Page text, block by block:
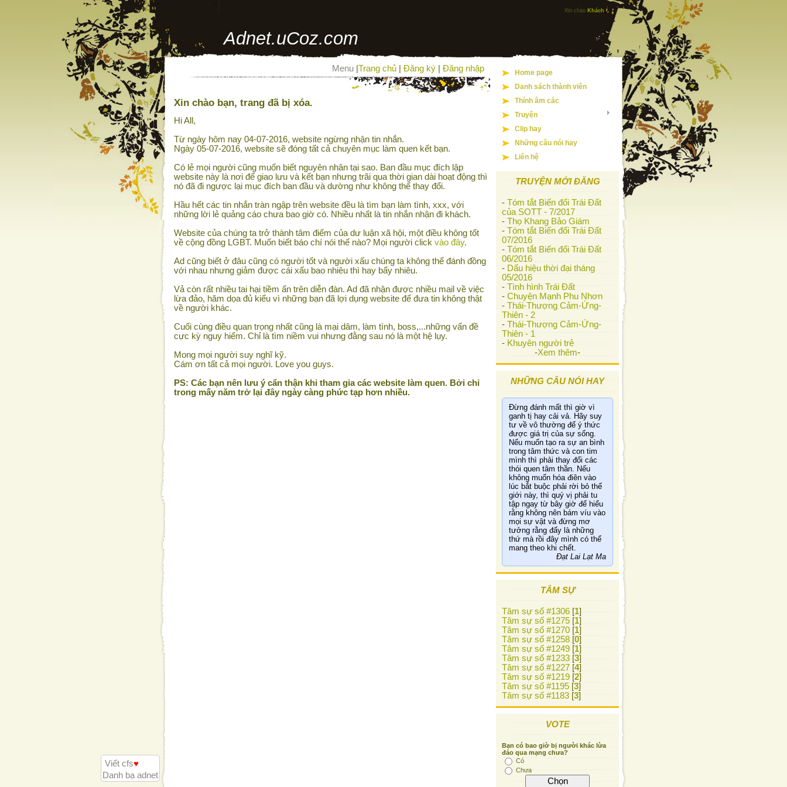
Xin chào Khách
Adnet.uCoz.com
Menu Trang chủ Đăng ký Đăng nhập
Xin chào bạn, trang đã bị xóa.
Hi All,
Từ ngày hôm nay 04-07-2016, website ngừng nhận tin nhắn.
Ngày 05-07-2016, website sẽ đóng tất cả chuyên mục làm quen kết bạn.
Có lẻ mọi người cũng muốn biết nguyên nhân tại sao. Ban đầu mục đích lập
website này là nơi để giao lưu và kết bạn nhưng trãi qua thời gian dài hoạt động thì
nó đã đi ngược lại mục đích ban đầu và dường như không thể thay đổi.
Hầu hết các tin nhắn tràn ngập trên website đều là tìm bạn làm tình, xxx, với
những lời lẻ quảng cáo chưa bao giờ có. Nhiều nhất là tin nhắn nhận đi khách.
Website của chúng ta trở thành tâm điểm của dư luận xã hội, một điều không tốt
về cộng đồng LGBT. Muốn biết báo chí nói thế nào? Mọi người click vào đây.
Ad cũng biết ở đâu cũng có người tốt và người xấu chúng ta không thể đánh đồng
với nhau nhưng giảm được cái xấu bao nhiêu thì hay bấy nhiêu.
Vả còn rất nhiều tai hại tiềm ẩn trên diễn đàn. Ad đã nhận được nhiều mail về việc
lừa đảo, hăm dọa đủ kiểu vì những bạn đã lợi dụng website để đưa tin không thật
về người khác.
Cuối cùng điều quan trọng nhất cũng là mại dâm, làm tình, boss,...những vấn đề
cực kỳ nguy hiểm. Chỉ là tìm niềm vui nhưng đằng sau nó là một hệ lụy.
Mong mọi người suy nghĩ kỹ.
Cám ơn tất cả mọi người. Love you guys.
PS: Các bạn nên lưu ý cẩn thận khi tham gia các website làm quen. Bởi chỉ
trong mấy năm trở lại đây ngày càng phức tạp hơn nhiều.
Home page
Danh sách thành viên
Thính âm các
Truyện
Clip hay
Những câu nói hay
Liên hệ
TRUYỆN MỚI ĐĂNG
- Tóm tắt Biến đổi Trái Đất
của SOTT - 7/2017
- Thọ Khang Bảo Giám
- Tóm tắt Biến đổi Trái Đất
07/2016
- Tóm tắt Biến đổi Trái Đất
06/2016
- Dấu hiệu thời đại tháng
05/2016
- Tình hình Trái Đất
- Chuyện Mạnh Phu Nhơn
- Thái-Thượng Cảm-Ứng-
Thiên - 2
- Thái-Thượng Cảm-Ứng-
Thiên - 1
- Khuyên người trẻ
-Xem thêm-
NHỮNG CÂU NÓI HAY
Đừng đánh mất thì giờ vì
ganh tị hay cải vả. Hãy suy
tư về vô thường để ý thức
được giá trị của sự sống.
Nếu muốn tạo ra sự an bình
trong tâm thức và con tim
mình thì phải thay đổi các
thói quen tâm thần. Nếu
không muốn hóa điên vào
lúc bắt buộc phải rời bỏ thế
giới này, thì quý vị phải tu
tập ngay từ bây giờ để hiểu
rằng không nên bám víu vào
mọi sự vật và đừng mơ
tưởng rằng đấy là những
thứ mà rồi đây mình có thể
mang theo khi chết.
Đạt Lai Lạt Ma
TÂM SỰ
Tâm sự số #1306 [1]
Tâm sự số #1275 [1]
Tâm sự số #1270 [1]
Tâm sự số #1258 [0]
Tâm sự số #1249 [1]
Tâm sự số #1233 [3]
Tâm sự số #1227 [4]
Tâm sự số #1219 [2]
Tâm sự số #1195 [3]
Tâm sự số #1183 [3]
VOTE
Bạn có bao giờ bị người khác lừa
đảo qua mạng chưa?
Có
Chưa
Viết cfs♥
Danh bạ adnet